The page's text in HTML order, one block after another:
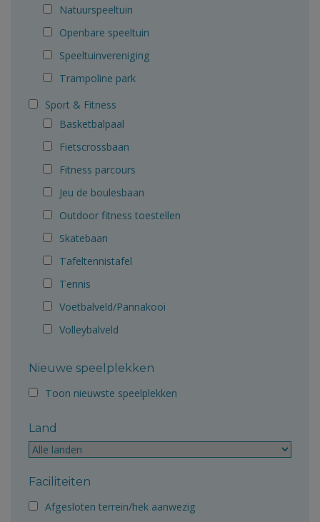
Natuurspeeltuin
Openbare speeltuin
Speeltuinvereniging
Trampoline park
Sport & Fitness
Basketbalpaal
Fietscrossbaan
Fitness parcours
Jeu de boulesbaan
Outdoor fitness toestellen
Skatebaan
Tafeltennistafel
Tennis
Voetbalveld/Pannakooi
Volleybalveld
Nieuwe speelplekken
Toon nieuwste speelplekken
Land
Faciliteiten
Afgesloten terrein/hek aanwezig